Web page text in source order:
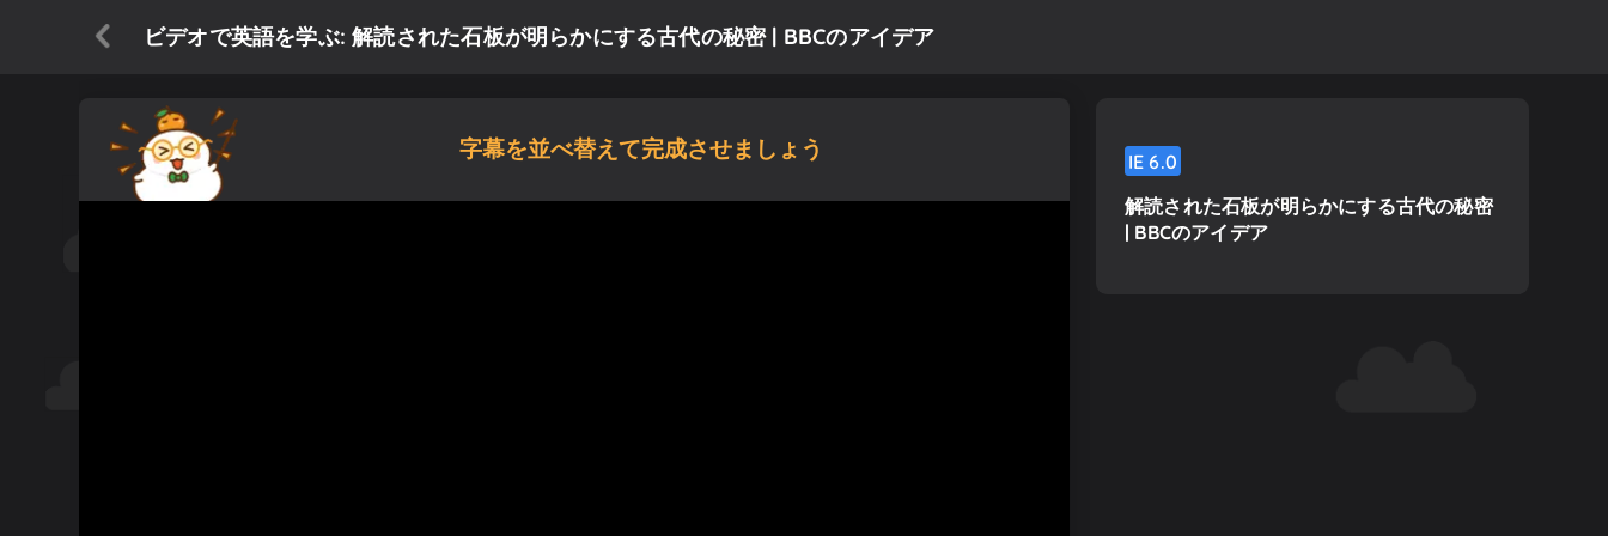
ビデオで英語を学ぶ: 解読された石板が明らかにする古代の秘密 | BBCのアイデア
字幕を並べ替えて完成させましょう IE 6.0
解読された石板が明らかにする古代の秘密
| BBCのアイデア